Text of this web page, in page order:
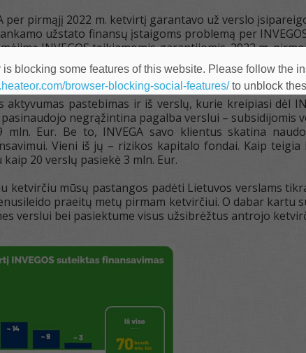
per pirmąjį 2022 m. ketvirtį garantavo už verslo
užstato finansų įstaigoms problemą per
INVEGOS teikiamomis garantijomis. 2022 m.
viršytas su kaupu – buvo suteikta individualių ir
aktyvumas pastebimas ir iš verslų, kurie kreipiasi dėl
negrąžintina pagalba verslui –
mln. Eur. Be to, INVEGA savo klientus skatina
Vieni iš jų – rizikos kapitalo fondai. Kaip
20 verslų pasiekė 3 mln. Eur.
ketvirčiu mūsų pastangos padėti Lietuvos verslams
praeitų metų pirmam ketvirčiui. O dabar kartu
verslui bei pasiektume visus užsibrėžtus antrojo
is blocking some features of this website. Please follow the
browser-blocking-social-features/to unblock